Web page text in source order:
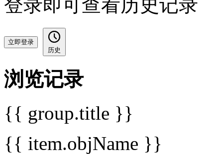
登录即可查看历史记录
立即登录
历史
浏览记录
{{ group.title }}
{{ item.objName }}